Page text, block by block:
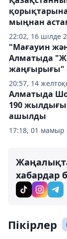
22:02, 16 шілде
мыңнан
20:57, 14
"Мағауин
Алматыда
жаңғырығы"
17:18, 01 мамыр
Алматыда
190
ашылды
хабардар
Пікірлер